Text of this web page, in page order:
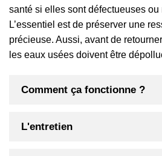
santé si elles sont défectueuses ou
L’essentiel est de préserver une
précieuse. Aussi, avant de
les eaux usées doivent être
Comment ça fonctionne ?
L'entretien